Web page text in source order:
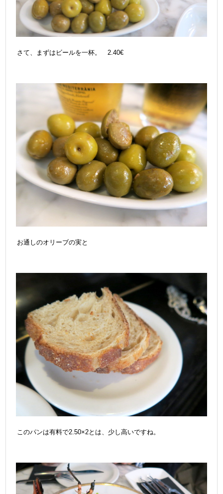
さて、まずはビールを一杯。 2.40€
お通しのオリーブの実と
このパンは有料で2.50×2とは、少し高いですね。